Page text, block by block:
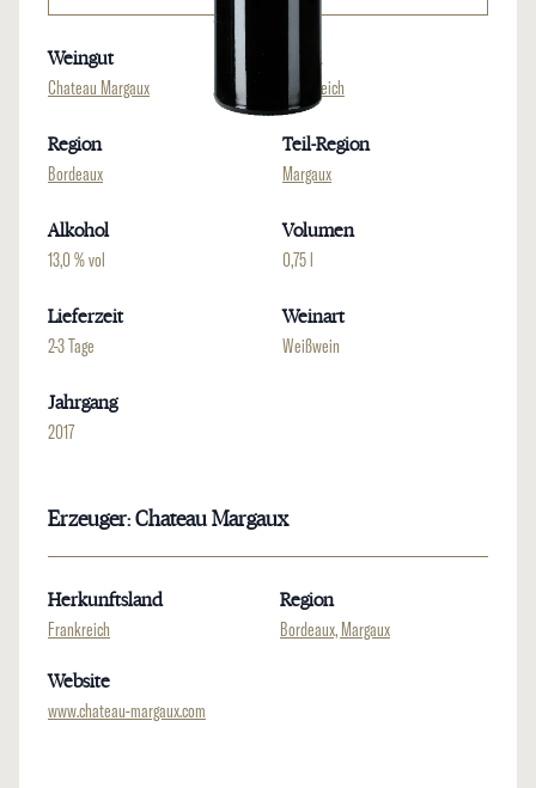
Weingut
Chateau Margaux
Land
Frankreich
Region
Bordeaux
Teil-Region
Margaux
Alkohol
13,0 % vol
Volumen
0,75 l
Lieferzeit
2-3 Tage
Weinart
Weißwein
Jahrgang
2017
Erzeuger: Chateau Margaux
Herkunftsland
Frankreich
Region
Bordeaux, Margaux
Website
www.chateau-margaux.com